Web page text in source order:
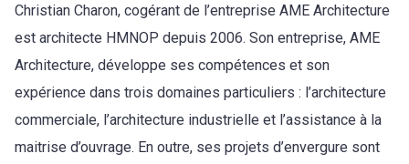
Christian Charon, cogérant de l’entreprise AME Architecture
est architecte HMNOP depuis 2006. Son entreprise, AME
Architecture, développe ses compétences et son
expérience dans trois domaines particuliers : l’architecture
commerciale, l’architecture industrielle et l’assistance à la
maitrise d’ouvrage. En outre, ses projets d’envergure sont